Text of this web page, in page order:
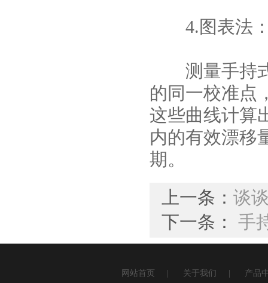
4.图表法
测量手持式
的同一校准点
这些曲线计算
内的有效漂移
期。
上一条： 谈
下一条： 手
网站首页 关于我们 产品